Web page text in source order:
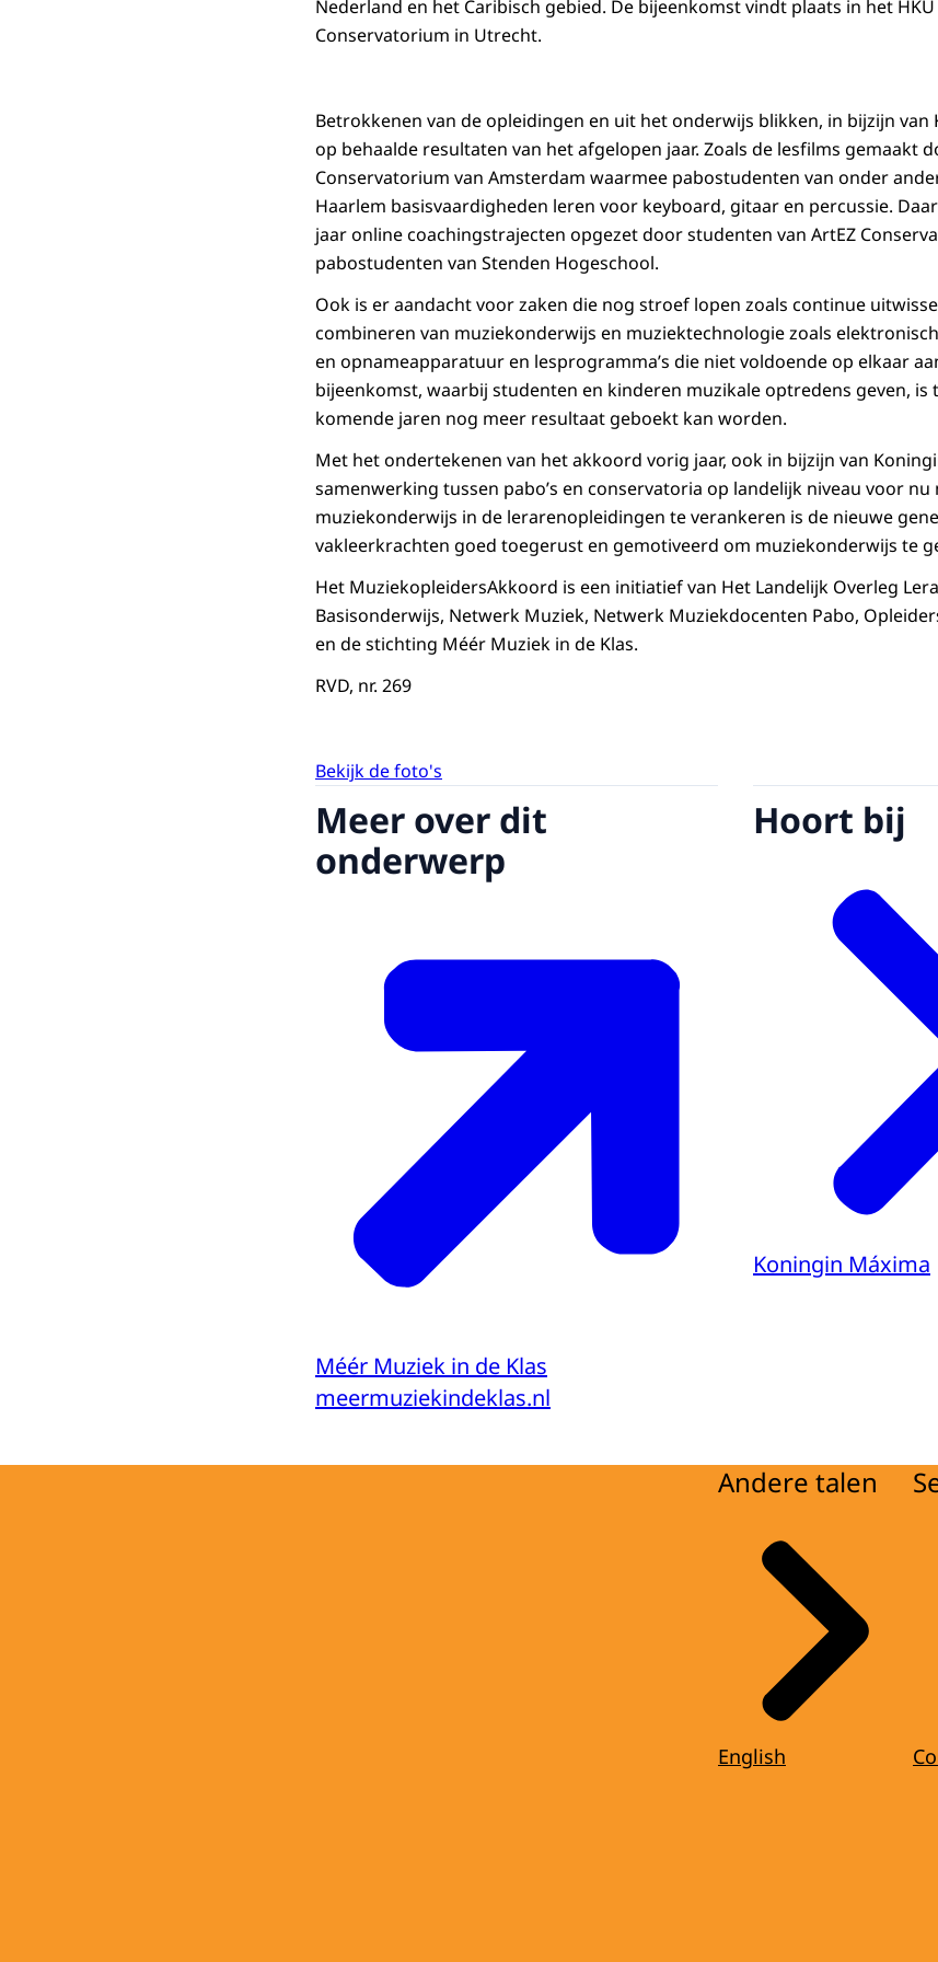
Nederland en het Caribisch gebied. De bijeenkomst vindt plaats in het HKU
Conservatorium in Utrecht.
Betrokkenen van de opleidingen en uit het onderwijs blikken, in bijzijn van
op behaalde resultaten van het afgelopen jaar. Zoals de lesfilms gemaakt
Conservatorium van Amsterdam waarmee pabostudenten van onder
Haarlem basisvaardigheden leren voor keyboard, gitaar en percussie.
jaar online coachingstrajecten opgezet door studenten van ArtEZ
pabostudenten van Stenden Hogeschool.
Ook is er aandacht voor zaken die nog stroef lopen zoals continue
combineren van muziekonderwijs en muziektechnologie zoals
en opnameapparatuur en lesprogramma’s die niet voldoende op elkaar
bijeenkomst, waarbij studenten en kinderen muzikale optredens geven, is
komende jaren nog meer resultaat geboekt kan worden.
Met het ondertekenen van het akkoord vorig jaar, ook in bijzijn van
samenwerking tussen pabo’s en conservatoria op landelijk niveau voor
muziekonderwijs in de lerarenopleidingen te verankeren is de nieuwe
vakleerkrachten goed toegerust en gemotiveerd om muziekonderwijs te
Het MuziekopleidersAkkoord is een initiatief van Het Landelijk Overleg
Basisonderwijs, Netwerk Muziek, Netwerk Muziekdocenten Pabo,
en de stichting Méér Muziek in de Klas.
RVD, nr. 269
Bekijk de foto's
Meer over dit
onderwerp
Méér Muziek in de Klas
meermuziekindeklas.nl
Hoort bij
Koningin Máxima
Andere talen
English